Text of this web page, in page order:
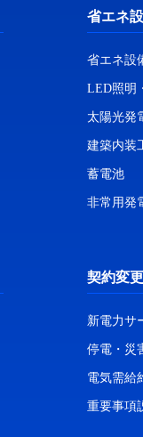
省エネ
省エネ設
LED照明
太陽光発
建築内装
蓄電池
非常用発
契約変
新電力サ
停電・災
電気需給
重要事項